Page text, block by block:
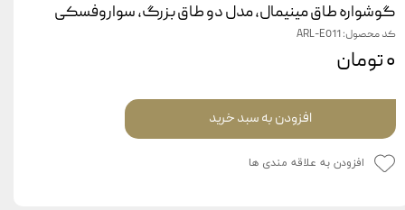
گوشواره طاق مینیمال، مدل دو طاق بزرگ، سواروفسکی
کد محصول: ARL-E011
۰ تومان
افزودن به سبد خرید
افزودن به علاقه مندی ها